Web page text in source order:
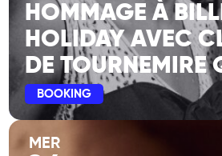
HOMMAGE À
HOLIDAY AVEC
DE TOURNEMIRE
BOOKING
MER